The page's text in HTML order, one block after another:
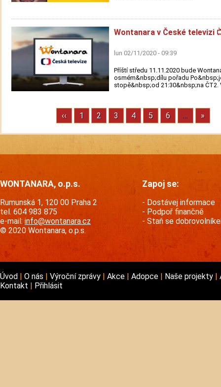
Wontanara v České televizi
lun 02/11/2020 - 09:39
Příští středu 11.11.2020 bude
osmém&nbsp;dílu pořadu
stopě&nbsp;od 21:30&nbsp;na ČT2.
Previous
page
‹‹ Stránka
1 Stránka
2 Stránka
3 Stránka
4 Stránka
5 Stránka
6 …
Next
page
»
WONTANARA, o.p.s.
Rumunská 1, 120 00 Praha 2
tel. 604 983 875
e-mail: info@wontanara.cz
© 2020 Wontanara, o.p.s.
Zapoj se:
Dostávej informace
Podpoř finančně
Staň se
Úvod O nás Výroční zprávy Akce Adopce Naše projekty
Kontakt
Přihlásit